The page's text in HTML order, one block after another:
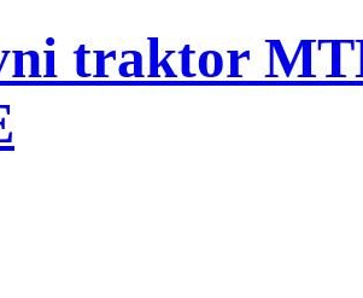
traktor